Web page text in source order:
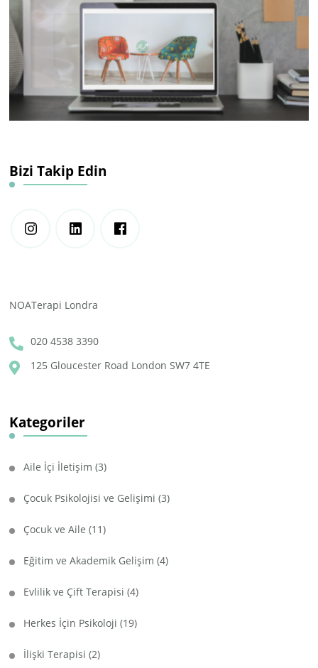
Bizi Takip Edin
NOATerapi Londra
020 4538 3390
125 Gloucester Road London SW7 4TE
Kategoriler
Aile İçi İletişim (3)
Çocuk Psikolojisi ve Gelişimi (3)
Çocuk ve Aile (11)
Eğitim ve Akademik Gelişim (4)
Evlilik ve Çift Terapisi (4)
Herkes İçin Psikoloji (19)
İlişki Terapisi (2)